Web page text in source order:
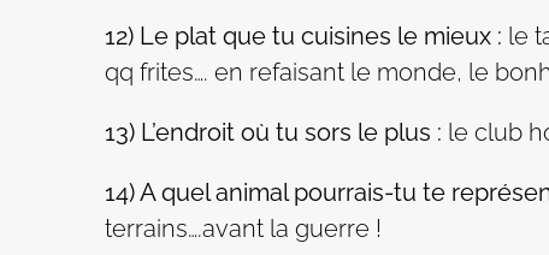
12) Le plat que tu cuisines le mieux : le
qq frites…. en refaisant le monde, le
13) L’endroit où tu sors le plus : le club
14) A quel animal pourrais-tu te
terrains….avant la guerre !